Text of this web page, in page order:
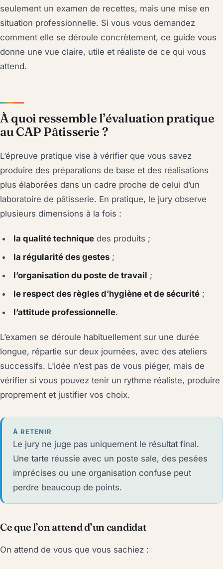
seulement un examen de recettes, mais une mise en
situation professionnelle. Si vous vous demandez
comment elle se déroule concrètement, ce guide vous
donne une vue claire, utile et réaliste de ce qui vous
attend.
À quoi ressemble l’évaluation pratique
au CAP Pâtisserie ?
L’épreuve pratique vise à vérifier que vous savez
produire des préparations de base et des réalisations
plus élaborées dans un cadre proche de celui d’un
laboratoire de pâtisserie. En pratique, le jury observe
plusieurs dimensions à la fois :
la qualité technique des produits ;
la régularité des gestes ;
l’organisation du poste de travail ;
le respect des règles d’hygiène et de sécurité ;
l’attitude professionnelle.
L’examen se déroule habituellement sur une durée
longue, répartie sur deux journées, avec des ateliers
successifs. L’idée n’est pas de vous piéger, mais de
vérifier si vous pouvez tenir un rythme réaliste, produire
proprement et justifier vos choix.
À RETENIR
Le jury ne juge pas uniquement le résultat final.
Une tarte réussie avec un poste sale, des pesées
imprécises ou une organisation confuse peut
perdre beaucoup de points.
Ce que l’on attend d’un candidat
On attend de vous que vous sachiez :